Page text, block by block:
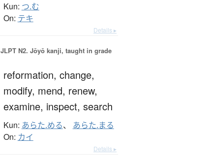
Kun: つ.む
On: テキ
Details ▸
JLPT N2. Jōyō kanji, taught in grade
reformation, change,
modify, mend, renew,
examine, inspect, search
Kun: あらた.める、 あらた.まる
On: カイ
Details ▸